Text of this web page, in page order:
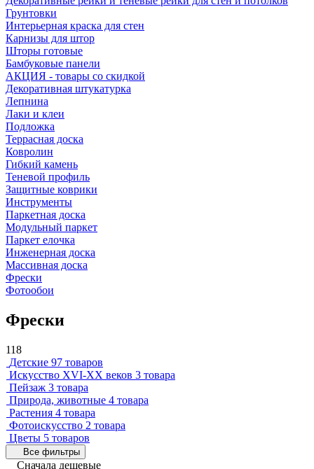
Грунтовки
Интерьерная краска для стен
Карнизы для штор
Шторы готовые
Бамбуковые панели
АКЦИЯ - товары со скидкой
Декоративная штукатурка
Лепнина
Лаки и клеи
Подложка
Террасная доска
Ковролин
Гибкий камень
Теневой профиль
Защитные коврики
Инструменты
Паркетная доска
Модульный паркет
Паркет елочка
Инженерная доска
Массивная доска
Фрески
Фотообои
Фрески
118
Детские 97 товаров
Искусство XVI-XX веков 3 товара
Пейзаж 3 товара
Природа, животные 4 товара
Растения 4 товара
Фотоискусство 2 товара
Цветы 5 товаров
Все фильтры
Сначала дешевые